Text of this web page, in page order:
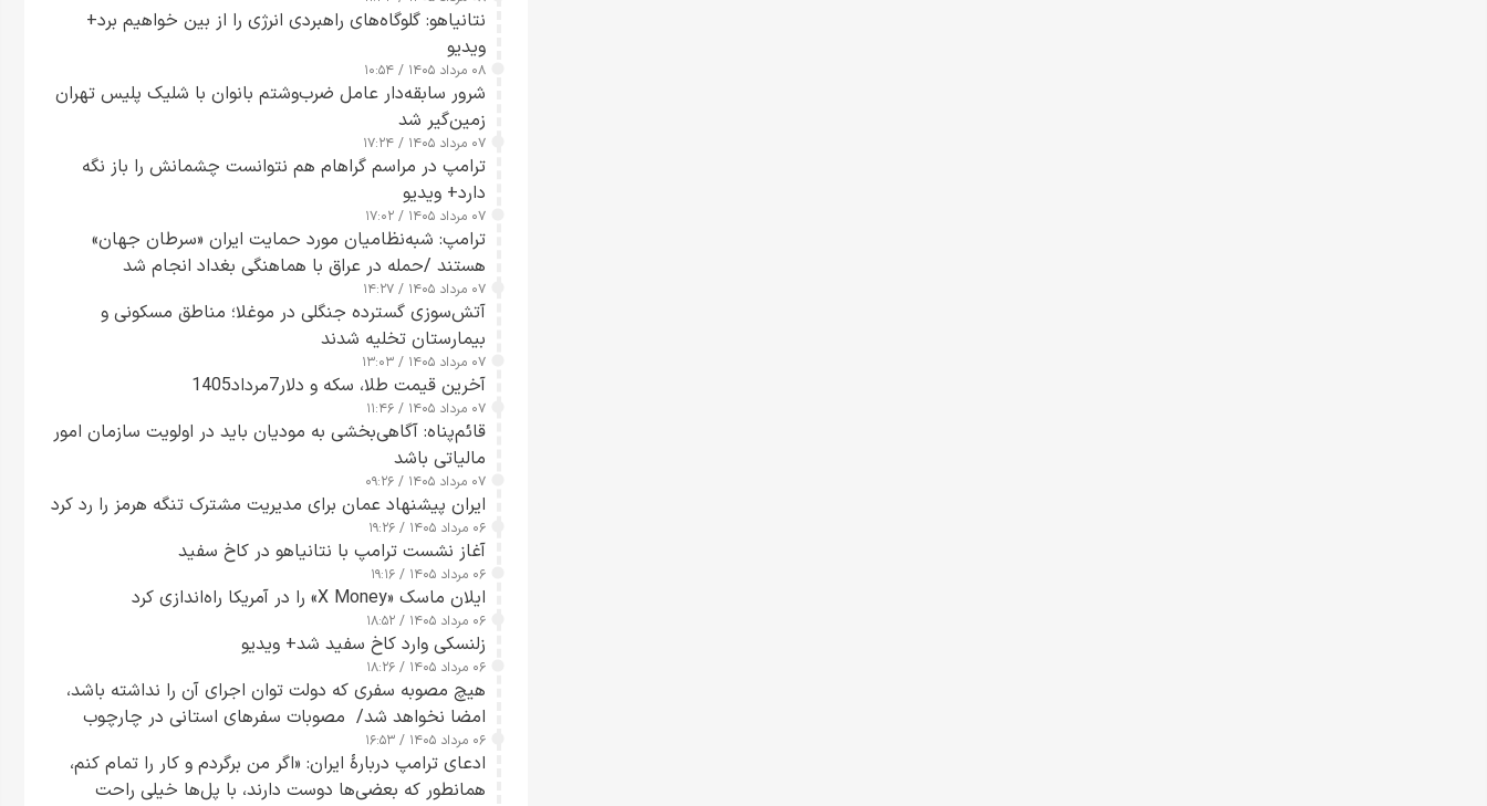
نتانیاهو: گلوگاه‌های راهبردی انرژی را از بین خواهیم برد+
ویدیو
۰۸ مرداد ۱۴۰۵ / ۱۰:۵۴
شرور سابقه‌دار عامل ضرب‌وشتم بانوان با شلیک پلیس تهران
زمین‌گیر شد
۰۷ مرداد ۱۴۰۵ / ۱۷:۲۴
ترامپ در مراسم گراهام هم نتوانست چشمانش را باز نگه
دارد+ ویدیو
۰۷ مرداد ۱۴۰۵ / ۱۷:۰۲
ترامپ: شبه‌نظامیان مورد حمایت ایران «سرطان جهان»
هستند /حمله در عراق با هماهنگی بغداد انجام شد
۰۷ مرداد ۱۴۰۵ / ۱۴:۲۷
آتش‌سوزی گسترده جنگلی در موغلا؛ مناطق مسکونی و
بیمارستان تخلیه شدند
۰۷ مرداد ۱۴۰۵ / ۱۳:۰۳
آخرین قیمت طلا، سکه و دلار7مرداد1405
۰۷ مرداد ۱۴۰۵ / ۱۱:۴۶
قائم‌پناه: آگاهی‌بخشی به مودیان باید در اولویت سازمان امور
مالیاتی باشد
۰۷ مرداد ۱۴۰۵ / ۰۹:۲۶
ایران پیشنهاد عمان برای مدیریت مشترک تنگه هرمز را رد کرد
۰۶ مرداد ۱۴۰۵ / ۱۹:۲۶
آغاز نشست ترامپ با نتانیاهو در کاخ سفید
۰۶ مرداد ۱۴۰۵ / ۱۹:۱۶
ایلان ماسک «X Money» را در آمریکا راه‌اندازی کرد
۰۶ مرداد ۱۴۰۵ / ۱۸:۵۲
زلنسکی وارد کاخ سفید شد+ ویدیو
۰۶ مرداد ۱۴۰۵ / ۱۸:۲۶
هیچ مصوبه سفری که دولت توان اجرای آن را نداشته باشد،
امضا نخواهد شد/ مصوبات سفرهای استانی در چارچوب
قانون بودجه است+ عکس
۰۶ مرداد ۱۴۰۵ / ۱۶:۵۳
ادعای ترامپ دربارهٔ ایران: «اگر من برگردم و کار را تمام کنم،
همانطور که بعضی‌ها دوست دارند، با پل‌ها خیلی راحت